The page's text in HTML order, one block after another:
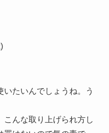
たいんでしょうね。う
こんな取り上げられ方し